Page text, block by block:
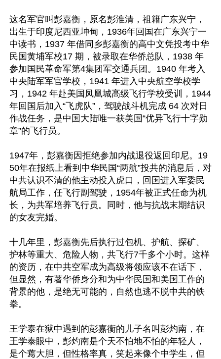
这名军官叫彭嘉衡，原名彭淮清，祖籍广东兴宁，
出生于印度尼西亚坤甸，1936年回国在广东兴宁一
中读书，1937 年借同乡彭嘉衡的高中文凭投考中华
民国黄埔军校17 期，被录取在华侨总队，1938 年
参加国民革命军第4集团军交通兵团。‌‌‌1940 年考入
中央陆军军官学校，1941 年进入中央航空学校学
习，1942 年赴美国凤凰城高级飞行学校受训，1944
年回国后加入“飞虎队”，驾驶战斗机完成 64 次对日
作战任务，是‌中国大陆唯一获美国“优异飞行十字勋
章”的飞行员‌。
1947年，彭嘉衡因拒绝参加内战退役返回印尼。19
50年在报纸上看到中华民国“两航”投共的消息后，对
中共认识不清的他主动投入虎口，回国进入军委民
航局工作，任飞行副驾驶，1954年被正式任命为机
长，为共军培养飞行员。同时，他与抗战末期结识
的女友完婚。
十几年里，彭嘉衡先后执行过包机、护航、探矿、
护林等重大、危险人物，共飞行7千多个小时。这样
的资历，在中共空军成为高级将领应该不在话下，
但显然，有著华侨身分和为中华民国和美国工作的
背景的他，是绝无可能的，自然也逃不脱中共的铁
拳。
王学泰在狱中遇到的彭嘉衡的儿子名叫彭灼南，在
王学泰眼中，彭灼南是个天不怕地不怕的年轻人，
是个蔫大胆，但性格率真，笑起来像个中学生，但